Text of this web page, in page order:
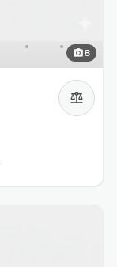
photo_camera8
balance